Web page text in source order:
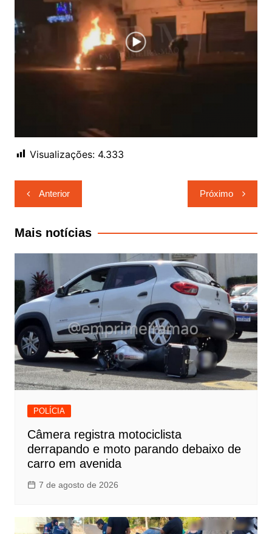
Visualizações: 4.333
Navegação
de
Post
Anterior Próximo
Mais notícias
POLÍCIA
Câmera registra motociclista
derrapando e moto parando debaixo de
carro em avenida
7 de agosto de 2026